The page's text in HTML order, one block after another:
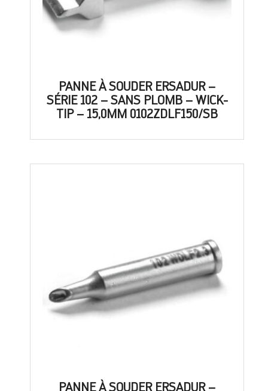
PANNE À SOUDER ERSADUR –
SÉRIE 102 – SANS PLOMB – WICK-
TIP – 15,0MM 0102ZDLF150/SB
PANNE À SOUDER ERSADUR –